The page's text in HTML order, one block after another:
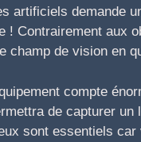
artificiels demande
! Contrairement
champ de vision en
compte
de capturer
sont essentiels